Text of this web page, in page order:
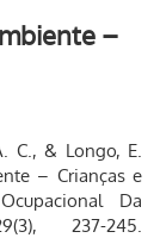
–
C., & Longo, E.
– Crianças e
Da
237-245.